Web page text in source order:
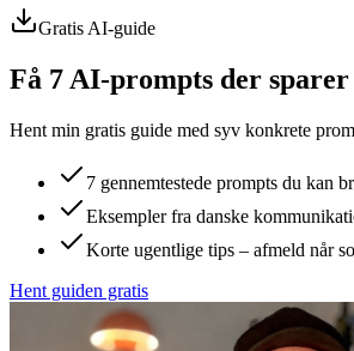
Gratis AI-guide
Få 7 AI-prompts der
Hent min gratis guide med syv konkrete
7 gennemtestede prompts du kan
Eksempler fra danske
Korte ugentlige tips – afmeld når
Hent guiden gratis